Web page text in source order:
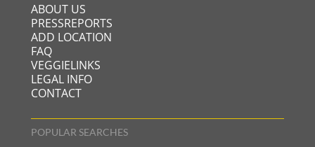
ABOUT US
PRESSREPORTS
ADD LOCATION
FAQ
VEGGIELINKS
LEGAL INFO
CONTACT
POPULAR SEARCHES